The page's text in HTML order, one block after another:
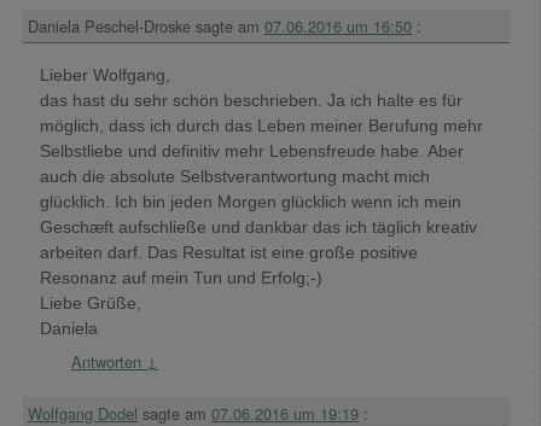
Daniela Peschel-Droske sagte am 07.06.2016 um 16:50 :
Lieber Wolfgang,
das hast du sehr schön beschrieben. Ja ich halte es für
möglich, dass ich durch das Leben meiner Berufung mehr
Selbstliebe und definitiv mehr Lebensfreude habe. Aber
auch die absolute Selbstverantwortung macht mich
glücklich. Ich bin jeden Morgen glücklich wenn ich mein
Geschæft aufschließe und dankbar das ich täglich kreativ
arbeiten darf. Das Resultat ist eine große positive
Resonanz auf mein Tun und Erfolg;-)
Liebe Grüße,
Daniela
Antworten ↓
Wolfgang Dodel sagte am 07.06.2016 um 19:19 :